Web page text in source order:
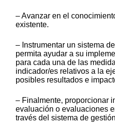
‒ Avanzar en el
existente.
‒ Instrumentar un sistema
permita ayudar a su
para cada una de las
indicador/es relativos a la
posibles resultados e
‒ Finalmente, proporcionar
evaluación o evaluaciones
través del sistema de